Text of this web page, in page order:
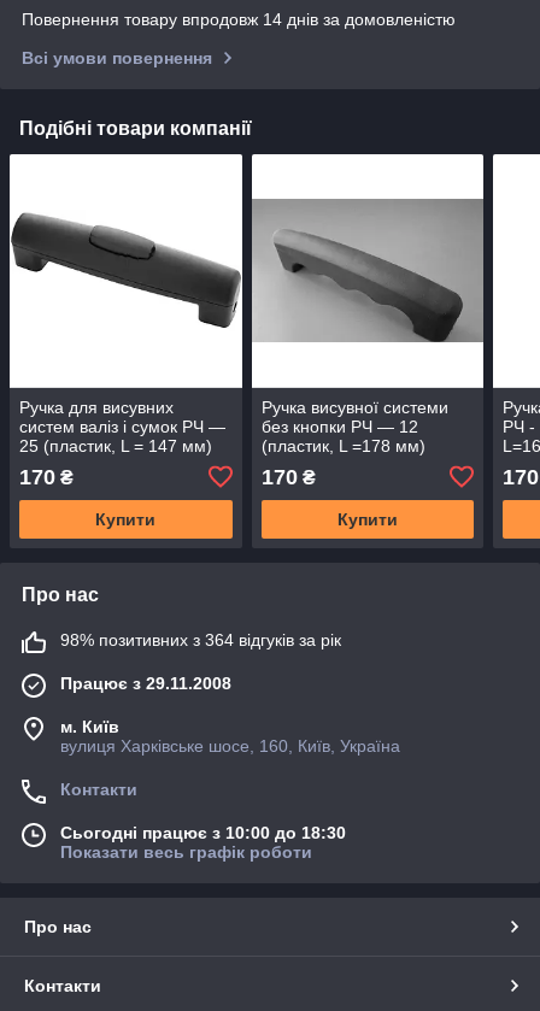
Повернення товару впродовж 14 днів за домовленістю
Всі умови повернення
Подібні товари компанії
Ручка для висувних
систем валіз і сумок РЧ —
25 (пластик, L = 147 мм)
170 ₴
Купити
Ручка висувної системи
без кнопки РЧ — 12
(пластик, L =178 мм)
170₴
Купити
РЧ -
170
Про нас
98% позитивних з 364 відгуків за рік
Працює з 29.11.2008
м. Київ
вулиця Харківське шосе, 160, Київ, Україна
Контакти
Сьогодні працює з 10:00 до 18:30
Показати весь графік роботи
Про нас
Контакти